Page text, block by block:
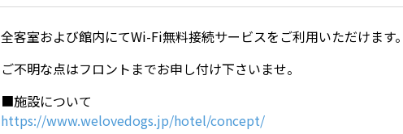
全客室および館内にてWi-Fi無料接続サービスをご利用いただけます。
ご不明な点はフロントまでお申し付け下さいませ。
■施設について
https://www.welovedogs.jp/hotel/concept/